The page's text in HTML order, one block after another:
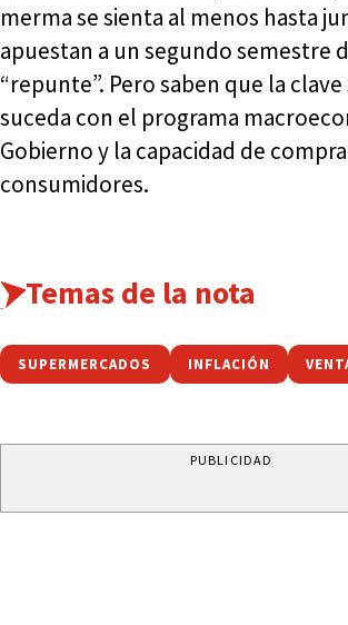
merma se sienta al menos hasta
apuestan a un segundo semestre
“repunte”. Pero saben que la
suceda con el programa
Gobierno y la capacidad de
consumidores.
Temas de la nota
SUPERMERCADOS INFLACIÓN
PUBLICIDAD